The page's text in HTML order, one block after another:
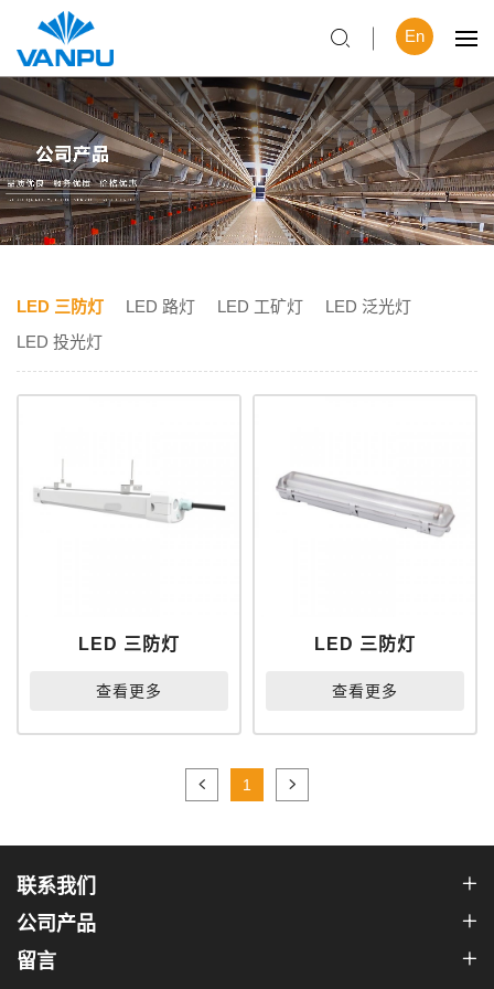
En
LED 三防灯 LED 路灯 LED 工矿灯
LED 泛光灯
LED 投光灯
LED 三防灯
查看更多
LED 三防灯
查看更多
1
联系我们
公司产品
留言